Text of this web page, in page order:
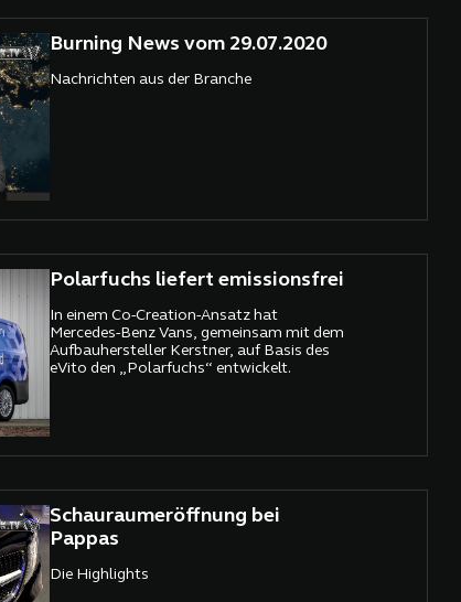
Burning News vom 29.07.2020
Nachrichten aus der Branche
Polarfuchs liefert emissionsfrei
In einem Co-Creation-Ansatz hat
Mercedes-Benz Vans, gemeinsam mit dem
Aufbauhersteller Kerstner, auf Basis des
eVito den „Polarfuchs“ entwickelt.
Schauraumeröffnung bei
Pappas
Die Highlights